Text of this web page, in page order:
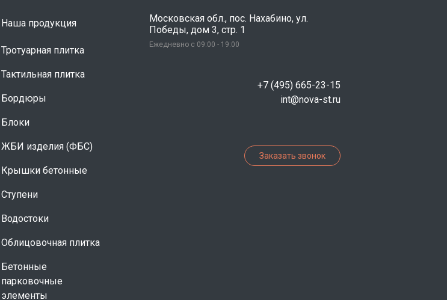
Наша продукция
Тротуарная плитка
Тактильная плитка
Бордюры
Блоки
ЖБИ изделия (ФБС)
Крышки бетонные
Ступени
Водостоки
Облицовочная плитка
Бетонные
парковочные
элементы
Московская обл., пос. Нахабино, ул.
Победы, дом 3, стр. 1
Ежедневно с 09:00 - 19:00
+7 (495) 665-23-15
int@nova-st.ru
Заказать звонок